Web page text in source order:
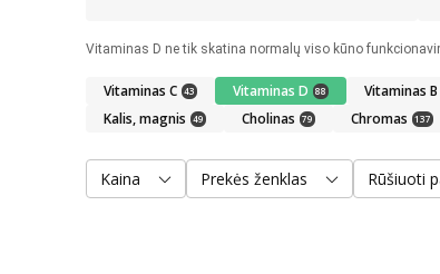
Vitaminas C 43 Vitaminas D 88 Vitaminas B
Kalis, magnis 49 Cholinas 79 Chromas 137
Kaina Prekės ženklas Rūšiuoti